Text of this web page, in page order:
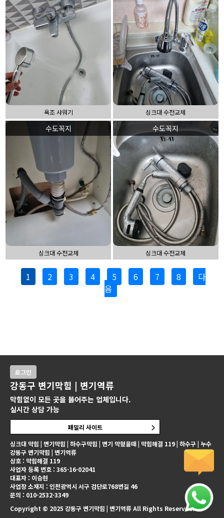
욕조 샤워기 싱크대 수전교체
수도꼭지
싱크대 수전교체
수도꼭지
싱크대 수전교체
1 2 3 4 5 6 7 8
다
음
싱크대 막힘 | 변기막힘 | 하수구막힘 | 변기 막혔을때 | 막힘해결 119 | 하수구 | 누수
강동구 변기막힘 | 변기역류
상호 : 막힘해결 119
사업자 등록 번호 : 365-16-02041
대표자 : 이승현
사업장 소재지 : 인천광역시 서구 검단로768번길 46
문의 : 010-2532-3349
Copyright © 2025 강동구 변기막힘 | 변기역류 All Rights Reserved.
로그인
강동구 변기막힘 | 변기역류
막힘없이 모든 곳을 뚫어주는 업체입니다.
실시간 상담 가능
패밀리 사이트